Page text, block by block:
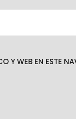
Y WEB EN ESTE